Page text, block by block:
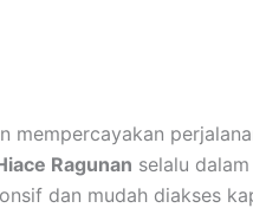
mempercayakan
Ragunan selalu
dan mudah diakses